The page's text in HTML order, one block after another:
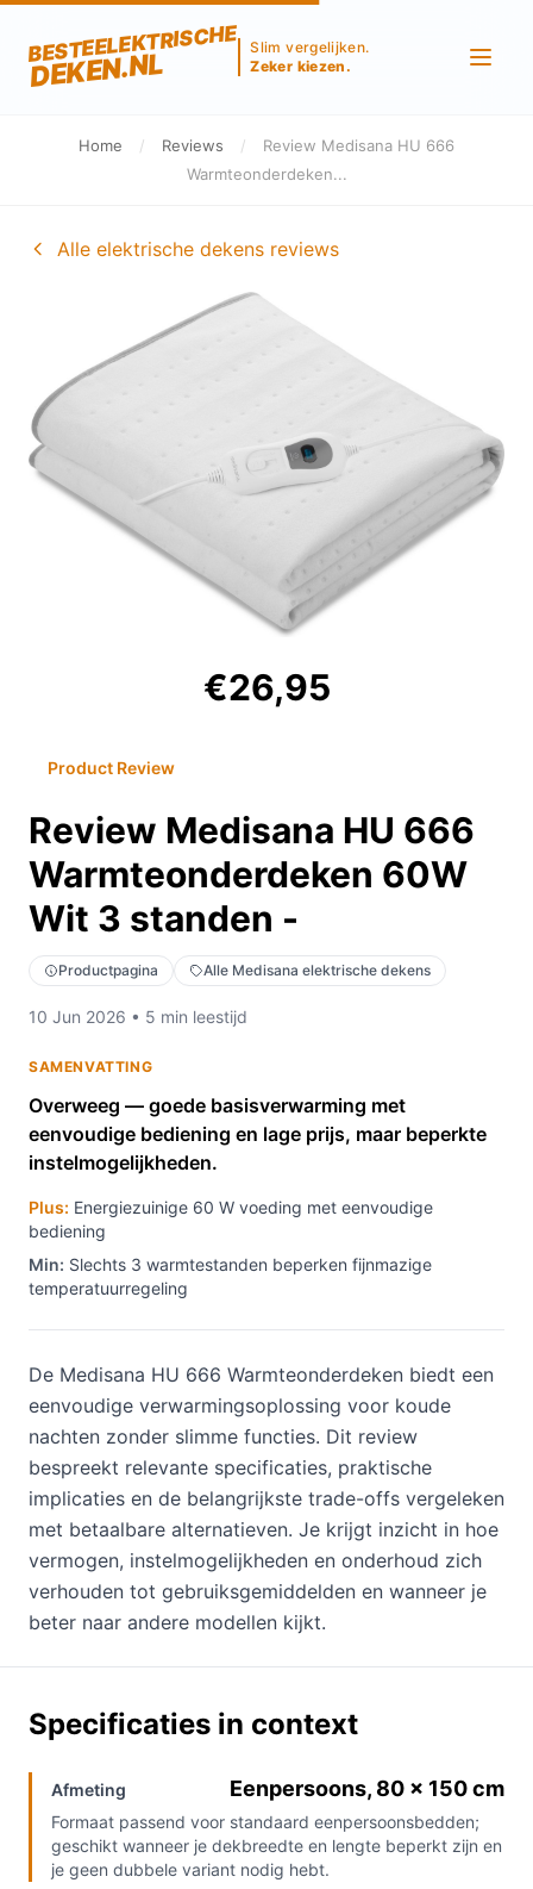
BESTEELEKTRISCHE
DEKEN.NL
Slim vergelijken.
Zeker kiezen.
Home / Reviews /
Review Medisana HU 666
Warmteonderdeken...
Alle elektrische dekens reviews
€26,95
Product Review
Review Medisana HU 666
Warmteonderdeken 60W
Wit 3 standen -
Productpagina Alle Medisana elektrische dekens
10 Jun 2026 • 5 min leestijd
SAMENVATTING
Overweeg — goede basisverwarming met
eenvoudige bediening en lage prijs, maar beperkte
instelmogelijkheden.
Plus: Energiezuinige 60 W voeding met eenvoudige
bediening
Min: Slechts 3 warmtestanden beperken fijnmazige
temperatuurregeling
De Medisana HU 666 Warmteonderdeken biedt een
eenvoudige verwarmingsoplossing voor koude
nachten zonder slimme functies. Dit review
bespreekt relevante specificaties, praktische
implicaties en de belangrijkste trade-offs vergeleken
met betaalbare alternatieven. Je krijgt inzicht in hoe
vermogen, instelmogelijkheden en onderhoud zich
verhouden tot gebruiksgemiddelden en wanneer je
beter naar andere modellen kijkt.
Specificaties in context
Afmeting Eenpersoons, 80 × 150 cm
Formaat passend voor standaard eenpersoonsbedden;
geschikt wanneer je dekbreedte en lengte beperkt zijn en
je geen dubbele variant nodig hebt.